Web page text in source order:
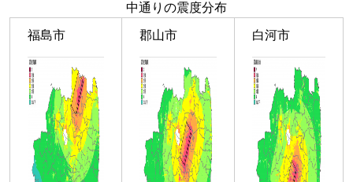
中通りの震度分布
福島市 郡山市 白河市